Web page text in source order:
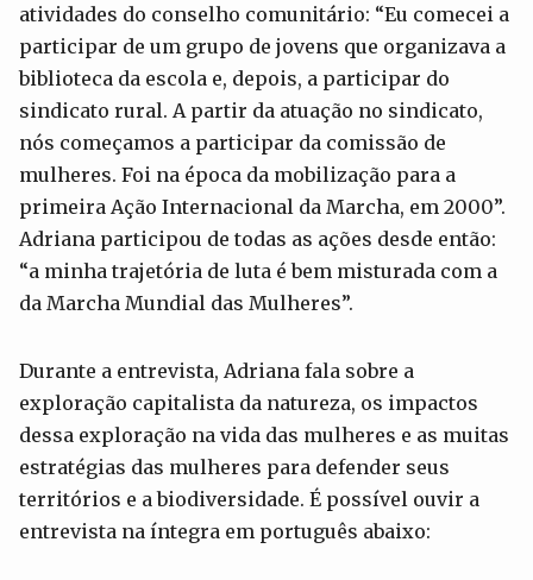
atividades do conselho comunitário: “Eu comecei a
participar de um grupo de jovens que organizava a
biblioteca da escola e, depois, a participar do
sindicato rural. A partir da atuação no sindicato,
nós começamos a participar da comissão de
mulheres. Foi na época da mobilização para a
primeira Ação Internacional da Marcha, em 2000”.
Adriana participou de todas as ações desde então:
“a minha trajetória de luta é bem misturada com a
da Marcha Mundial das Mulheres”.
Durante a entrevista, Adriana fala sobre a
exploração capitalista da natureza, os impactos
dessa exploração na vida das mulheres e as muitas
estratégias das mulheres para defender seus
territórios e a biodiversidade. É possível ouvir a
entrevista na íntegra em português abaixo: